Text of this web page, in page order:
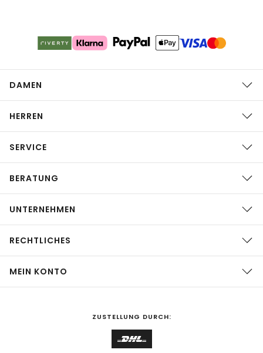
DAMEN
HERREN
SERVICE
BERATUNG
UNTERNEHMEN
RECHTLICHES
MEIN KONTO
ZUSTELLUNG DURCH: